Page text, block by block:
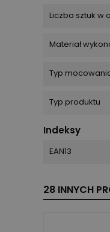
Liczba sztuk w
Materiał
Typ
Typ produktu
Indeksy
EAN13
28 INNYCH